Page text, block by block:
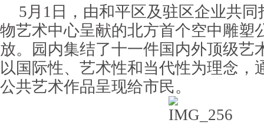
5月1日，由和平区及驻区企业共
物艺术中心呈献的北方首个空中雕塑
放。园内集结了十一件国内外顶级艺
以国际性、艺术性和当代性为理念，
公共艺术作品呈现给市民。